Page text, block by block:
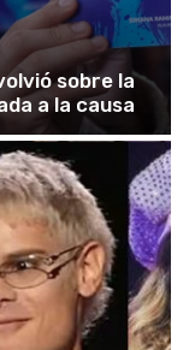
sobre la
a la causa